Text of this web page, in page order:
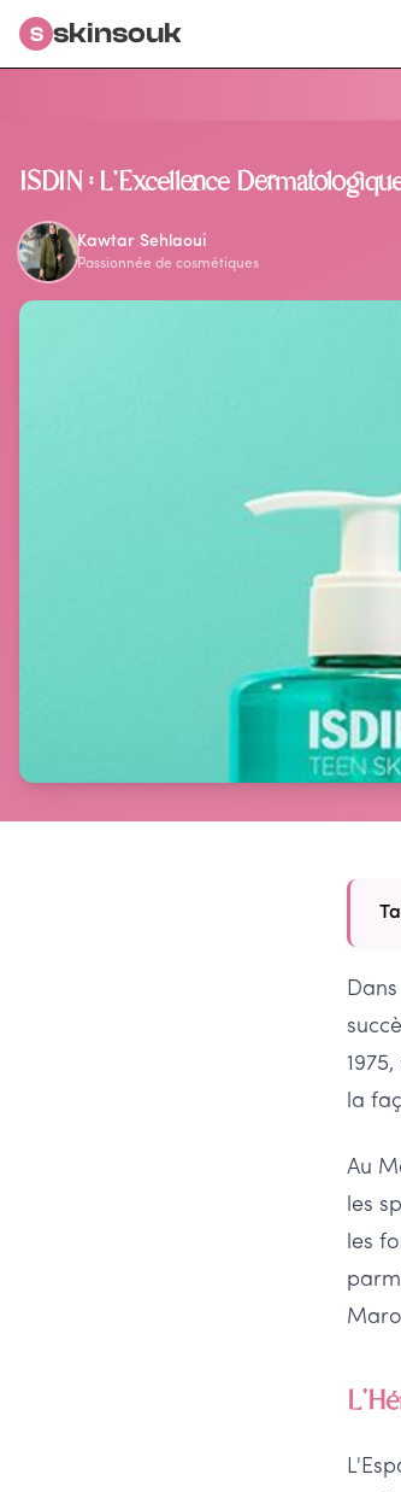
S skinsouk
ISDIN : L'Excellence
Kawtar Sehlaoui
Passionnée de cosmétiques
la
Au
les
les